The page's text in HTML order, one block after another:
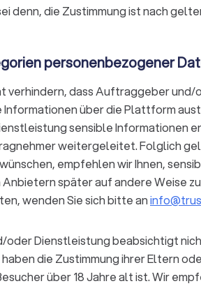
denn, die Zustimmung ist nach
personenbezogener
verhindern, dass Auftraggeber
Informationen über die Plattform
sensible
weitergeleitet. Folglich
empfehlen wir Ihnen,
später auf andere Weise
wenden Sie sich bitte an
oder Dienstleistung beabsichtigt
haben die Zustimmung ihrer Eltern
über 18 Jahre alt ist. Wir